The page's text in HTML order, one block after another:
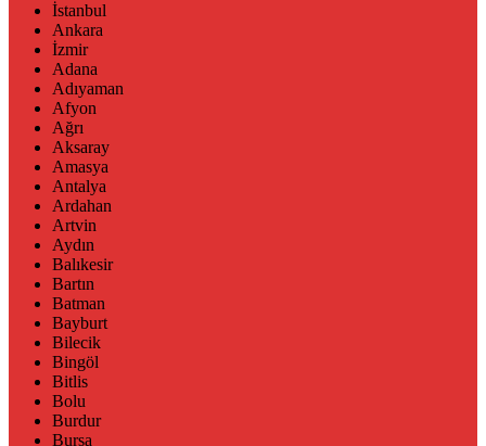
İstanbul
Ankara
İzmir
Adana
Adıyaman
Afyon
Ağrı
Aksaray
Amasya
Antalya
Ardahan
Artvin
Aydın
Balıkesir
Bartın
Batman
Bayburt
Bilecik
Bingöl
Bitlis
Bolu
Burdur
Bursa